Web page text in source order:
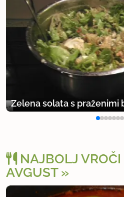
Zelena solata s praženimi
NAJBOLJ VROČI
AVGUST